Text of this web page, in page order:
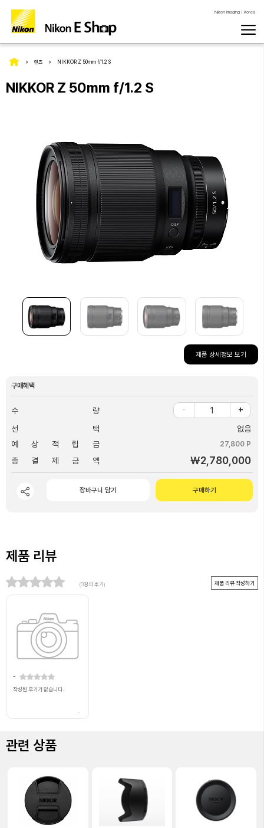
Nikon Imaging | Korea
렌즈 NIKKOR Z 50mm f/1.2 S
NIKKOR Z 50mm f/1.2 S
제품 상세정보 보기
구매혜택
수 량 - +
선 택
없음
예 상 적 립 금
27,800 P
총 결 제 금 액 ￦2,780,000
장바구니 담기 구매하기
제품 리뷰
(0명의 후기) 제품 리뷰 작성하기
-
작성된 후기가 없습니다.
-
관련 상품